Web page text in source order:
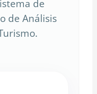
de
de Análisis